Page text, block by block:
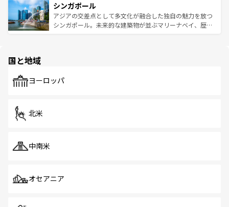
参照してほしい。
激する。気候は一年中温暖で、どの季節にも異なる楽しみ
が待っている。親しみやすいタイの人々、仏教を中心とし
た文化、そして多様な観光資源が、訪れる旅人を魅了し続
み、どこを訪れても感動するはず。観光スポットが密集し
ており、効率よく見どころを回れるのも魅力。息をのむよ
うな絶景から文化的な体験まで、香港を存分に楽しみ尽く
シンガポール
アジアの交差点として多文化が融合した独自の魅力を放つ
シンガポール。未来的な建築物が並ぶマリーナベイ、歴史
で、ホーカーズは地元の風情を楽しめる外せないスポット
国と地域
ヨーロッパ
北米
中南米
オセアニア